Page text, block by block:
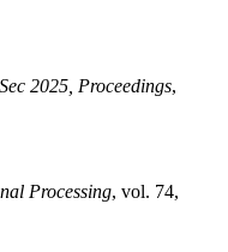
2025, Proceedings,
Processing, vol. 74,